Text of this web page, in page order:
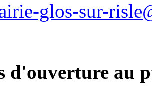
glos-sur-
d'ouverture au